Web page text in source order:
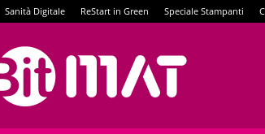
Sanità Digitale ReStart in Green Speciale Stampanti